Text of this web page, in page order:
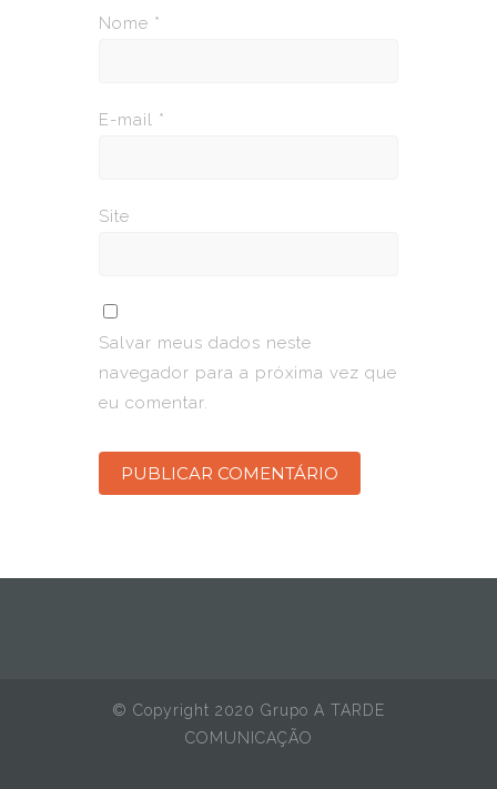
Nome *
E-mail *
Site
Salvar meus dados neste
navegador para a próxima vez que
eu comentar.
© Copyright 2020 Grupo A TARDE
COMUNICAÇÃO